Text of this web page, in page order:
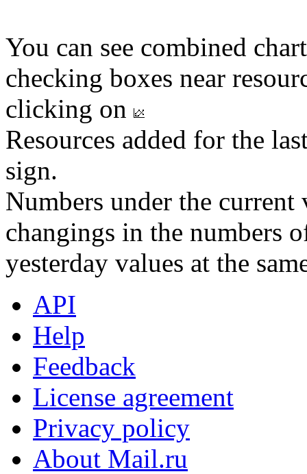
You can see combined
checking boxes near
clicking on
Resources added for the
sign.
Numbers under the
changings in the numbers
yesterday values at the
API
Help
Feedback
License agreement
Privacy policy
About Mail.ru